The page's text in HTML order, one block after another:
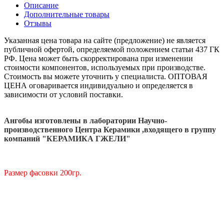
Описание
Дополнительные товары
Отзывы
Указанная цена товара на сайте (предложение) не является
публичной офертой, определяемой положением статьи 437 ГК
РФ. Цена может быть скорректирована при изменении
стоимости компонентов, используемых при производстве.
Стоимость вы можете уточнить у специалиста. ОПТОВАЯ
ЦЕНА оговаривается индивидуально и определяется в
зависимости от условий поставки.
Ангобы изготовлены в лаборатории Научно-
производственного Центра Керамики ,входящего в группу
компаний "КЕРАМИКА ГЖЕЛИ"
Размер фасовки 200гр.